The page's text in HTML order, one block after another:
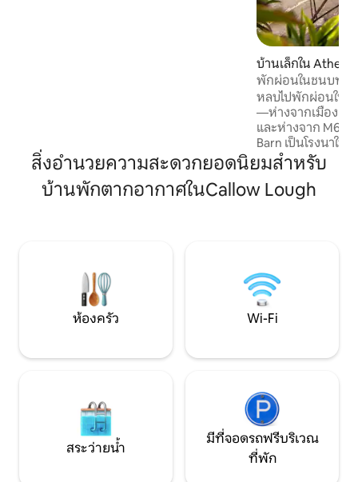
บ้านเล็กใน
พักผ่อนในชนบทกัล
หลบไปพักผ่อนในส
—ห่างจากเมืองกัล
และห่างจาก M6 เพียงไม่
Barn เป็นโรงนาใ
ได้รับการบูรณะอย่
ที่สุดของทั้งสองโล
ชีวาได้อย่างรวดเร็
สถานที่พักผ่อนอัน
แอตแลนติกเวย์ คอ
เฮอร์โดยไม่มีการจ
สิ่งอำนวยความสะดวกยอดนิยมสำหรับ
บ้านพักตากอากาศในCallow Lough
ห้องครัว Wi-Fi
สระว่ายน้ำ
มีที่จอดรถฟรีบริเวณ
ที่พัก